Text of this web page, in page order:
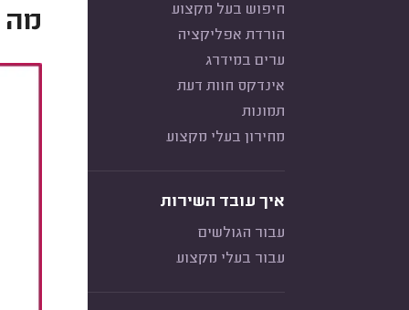
חיפוש בעל מקצוע
הורדת אפליקציה
ערים במידרג
אינדקס חוות דעת
תמונות
מחירון בעלי מקצוע
איך עובד השירות
עבור הגולשים
עבור בעלי מקצוע
מה